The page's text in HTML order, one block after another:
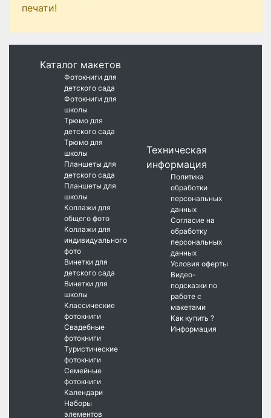
печати!
Каталог макетов
Фотокниги для
детского сада
Фотокниги для
школы
Трюмо для
детского сада
Трюмо для
школы
Планшеты для
детского сада
Планшеты для
школы
Коллажи для
общего фото
Коллажи для
индивидуального
фото
Винетки для
детского сада
Винетки для
школы
Классические
фотокниги
Свадебные
фотокниги
Туристические
фотокниги
Семейные
фотокниги
Календари
Наборы
элементов
Техническая
информация
Политика
обработки
персональных
данных
Согласие на
обработку
персональных
данных
Условия оферты
Видео-
подсказки по
работе с
макетами
Как купить ?
Информация